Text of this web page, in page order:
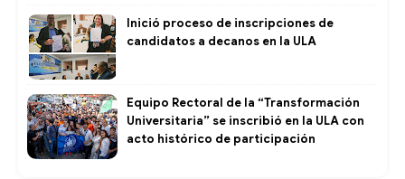
Inició proceso de inscripciones de
candidatos a decanos en la ULA
Equipo Rectoral de la “Transformación
Universitaria” se inscribió en la ULA con
acto histórico de participación